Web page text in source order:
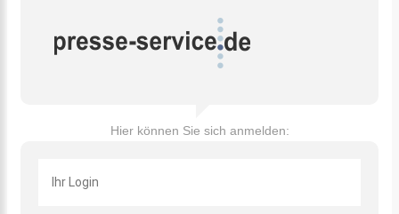
Hier können Sie sich anmelden: